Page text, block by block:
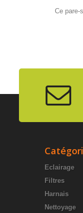
Ce pare-
Eclairage
Filtres
Harnais
Nettoyage